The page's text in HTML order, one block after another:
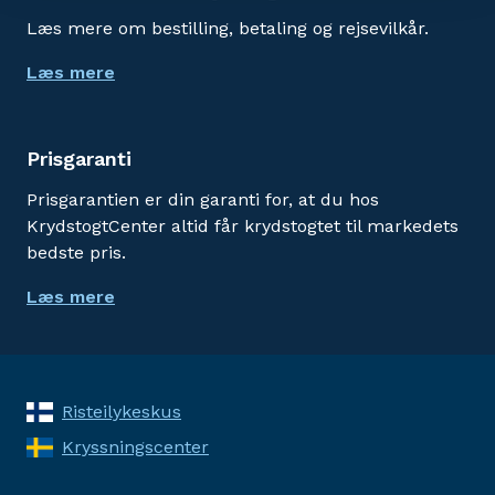
Læs mere om bestilling, betaling og rejsevilkår.
Læs mere
Prisgaranti
Prisgarantien er din garanti for, at du hos
KrydstogtCenter altid får krydstogtet til markedets
bedste pris.
Læs mere
Risteilykeskus
Kryssningscenter